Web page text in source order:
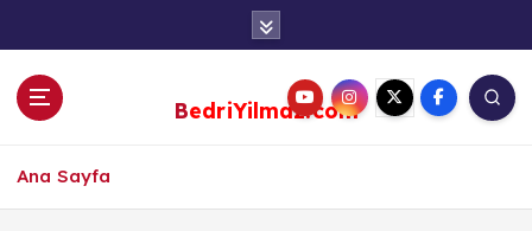
BedriYilmaz.com
Ana Sayfa